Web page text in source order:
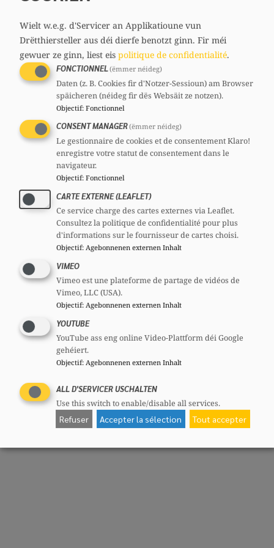
links
Circonscription : Centre
Section : Stad Lëtzebuerg
Contact
pgalles@chd.lu
Comités
CSVSection :Membre
CSVComité national : Membre
Mandats
Député
Echevin
Voir le profil complet
Partager
Wielt w.e.g. d'Servicer an Applikatioune vun
Drëtthiersteller aus déi dierfe benotzt ginn. Fir méi
gewuer ze ginn, liest eis politique de confidentialité.
FONCTIONNEL(ëmmer néideg)
Daten (z. B. Cookies fir d'Notzer-Sessioun) am Browser
späicheren (néideg fir dës Websäit ze notzen).
Objectif: Fonctionnel
CONSENT MANAGER(ëmmer néideg)
Le gestionnaire de cookies et de consentement Klaro!
enregistre votre statut de consentement dans le
navigateur.
Objectif: Fonctionnel
CARTE EXTERNE (LEAFLET)
Ce service charge des cartes externes via Leaflet.
Consultez la politique de confidentialité pour plus
d'informations sur le fournisseur de cartes choisi.
Objectif: Agebonnenen externen Inhalt
VIMEO
Vimeo est une plateforme de partage de vidéos de
Vimeo, LLC (USA).
Objectif: Agebonnenen externen Inhalt
YOUTUBE
YouTube ass eng online Video-Plattform déi Google
gehéiert.
Objectif: Agebonnenen externen Inhalt
ALL D'SERVICER USCHALTEN
Use this switch to enable/disable all services.
Refuser Accepter la sélection Tout accepter